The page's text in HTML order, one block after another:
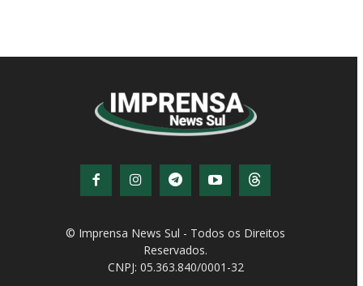
© Imprensa News Sul - Todos os Direitos
Reservados.
CNPJ: 05.363.840/0001-32